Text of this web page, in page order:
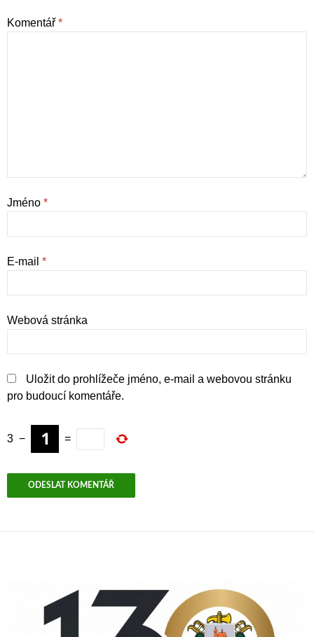
Komentář *
Jméno *
E-mail *
Webová stránka
Uložit do prohlížeče jméno, e-mail a webovou stránku
pro budoucí komentáře.
3 − =